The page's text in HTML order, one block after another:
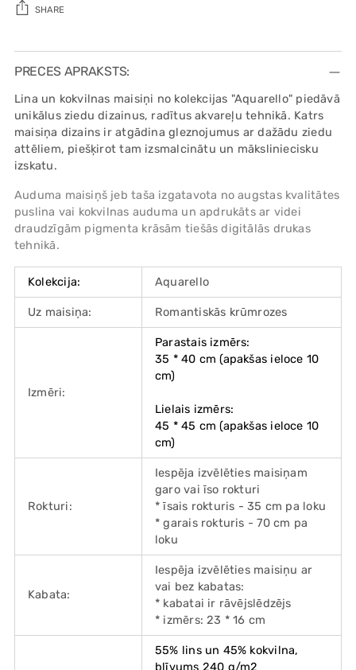
SHARE
Adding
product
your
cart
PRECES APRAKSTS:
Lina un kokvilnas maisiņi no kolekcijas "Aquarello" piedāvā
unikālus ziedu dizainus, radītus akvareļu tehnikā. Katrs
maisiņa dizains ir atgādina gleznojumus ar dažādu ziedu
attēliem, piešķirot tam izsmalcinātu un māksliniecisku
izskatu.
Auduma maisiņš jeb taša izgatavota no augstas kvalitātes
puslina vai kokvilnas auduma un apdrukāts ar videi
draudzīgām pigmenta krāsām tiešās digitālās drukas
tehnikā.
Kolekcija: Aquarello
Uz maisiņa: Romantiskās krūmrozes
Izmēri:
Parastais izmērs:
35 * 40 cm (apakšas ieloce 10
cm)
Lielais izmērs:
45 * 45 cm (apakšas ieloce 10
cm)
Rokturi:
Iespēja izvēlēties maisiņam
garo vai īso rokturi
* īsais rokturis - 35 cm pa loku
* garais rokturis - 70 cm pa
loku
Kabata:
Iespēja izvēlēties maisiņu ar
vai bez kabatas:
* kabatai ir rāvējslēdzējs
* izmērs: 23 * 16 cm
55% lins un 45% kokvilna,
blīvums 240 g/m2